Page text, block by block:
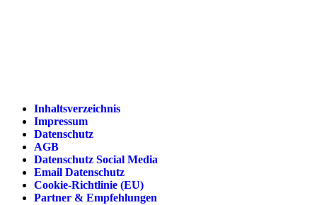
Inhaltsverzeichnis
Impressum
Datenschutz
AGB
Datenschutz Social Media
Email Datenschutz
Cookie-Richtlinie (EU)
Partner & Empfehlungen